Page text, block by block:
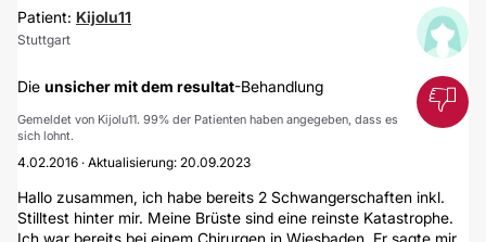
Patient: Kijolu11
Stuttgart
Die unsicher mit dem resultat-Behandlung
Gemeldet von Kijolu11. 99% der Patienten haben angegeben, dass es
sich lohnt.
4.02.2016 · Aktualisierung: 20.09.2023
Hallo zusammen, ich habe bereits 2 Schwangerschaften inkl.
Stilltest hinter mir. Meine Brüste sind eine reinste Katastrophe.
Ich war bereits bei einem Chirurgen in Wiesbaden. Er sagte mir,